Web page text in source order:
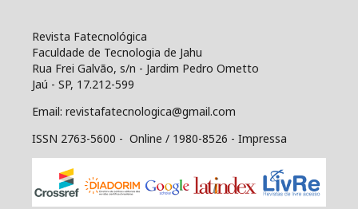
Revista Fatecnológica
Faculdade de Tecnologia de Jahu
Rua Frei Galvão, s/n - Jardim Pedro Ometto
Jaú - SP, 17.212-599
Email: revistafatecnologica@gmail.com
ISSN 2763-5600 - Online / 1980-8526 - Impressa